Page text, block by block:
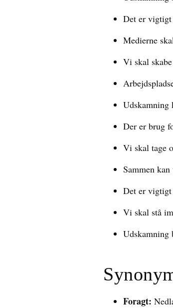
Det er vigtigt
Medierne
Vi skal
Udskamning
Der er brug
Vi skal tage
Sammen
Det er vigtigt
Vi skal stå
Udskamning
Foragt: